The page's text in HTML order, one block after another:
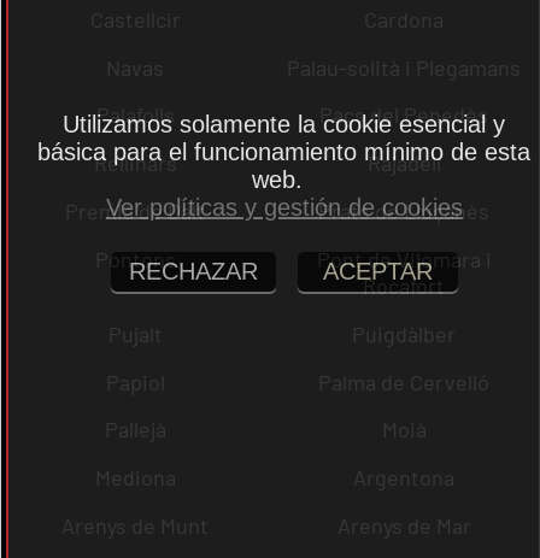
Castellcir
Cardona
Navas
Palau-solità i Plegamans
Palafolls
Pacs del Penedès
Rellinars
Rajadell
Premià de Dalt
Prats de Lluçanès
Pontons
Pont de Vilomara i
Rocafort
Pujalt
Puigdàlber
Papiol
Palma de Cervelló
Pallejà
Moià
Mediona
Argentona
Arenys de Munt
Arenys de Mar
Utilizamos solamente la cookie esencial y
básica para el funcionamiento mínimo de esta
web.
Ver políticas y gestión de cookies
RECHAZAR ACEPTAR